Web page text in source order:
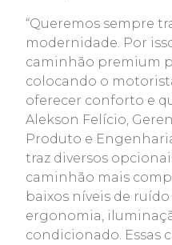
“Queremos sempre
modernidade. Por
caminhão premium
colocando o
oferecer conforto e
Alekson Felício,
Produto e
traz diversos
caminhão mais
baixos níveis de
ergonomia,
condicionado. Essas